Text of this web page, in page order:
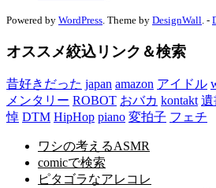
Powered by WordPress . Theme by DesignWall . -
オススメ絞込リンク＆検索
昔好きだった japan amazon アイドル
メンタリー ROBOT おバカ kontakt 遺
悼 DTM HipHop piano 変拍子 フェチ
ワシの考えるASMR
comicで検索
ピタゴラなアレコレ